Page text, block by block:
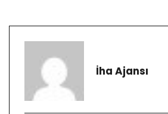
İha Ajansı